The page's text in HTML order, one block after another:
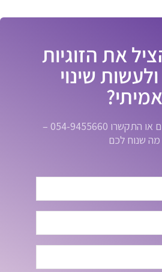
את הזוגיות
שינוי
אמיתי?
השאירו כאן פרטים או התקשרו 054-9455660 –
מה שנוח לכם